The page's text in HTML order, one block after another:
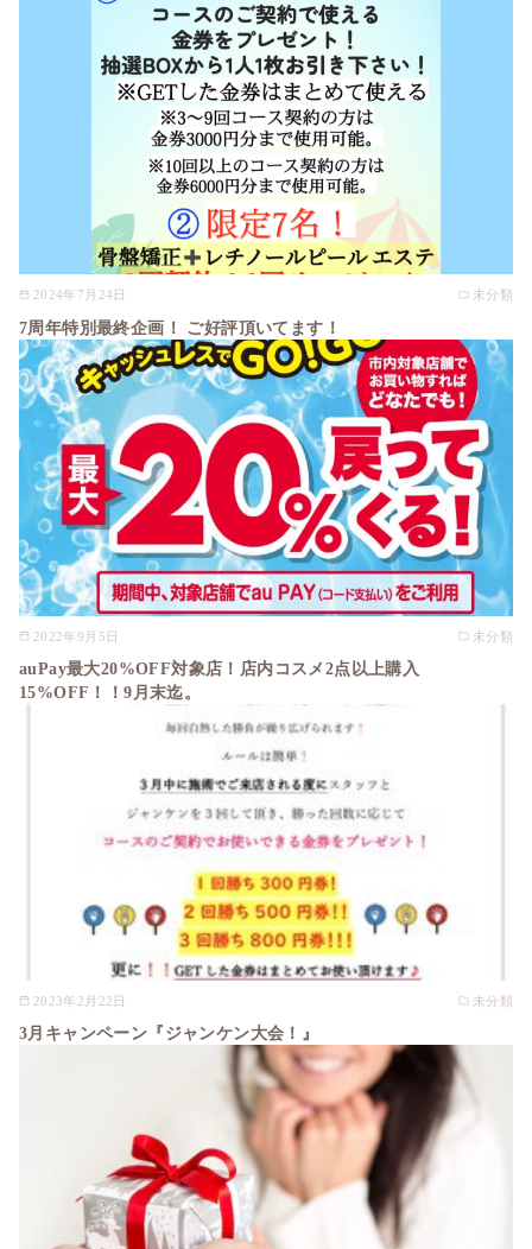
2024年7月24日 未分類
7周年特別最終企画！ ご好評頂いてます！
2022年9月5日 未分類
auPay最大20%OFF対象店！店内コスメ2点以上購入
15%OFF！！9月末迄。
2023年2月22日 未分類
3月キャンペーン『ジャンケン大会！』